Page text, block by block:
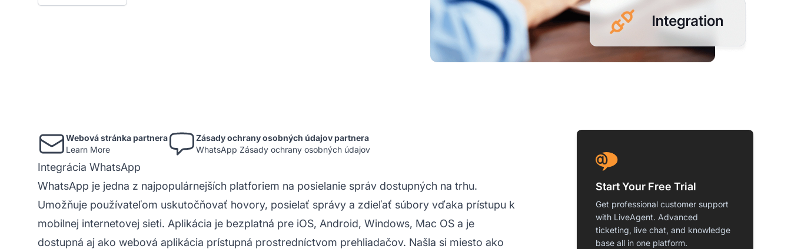
Webová stránka partnera
Learn More
Zásady ochrany osobných údajov partnera
WhatsApp Zásady ochrany osobných údajov
Integrácia WhatsApp
WhatsApp je jedna z najpopulárnejších platforiem na posielanie správ dostupných na trhu.
Umožňuje používateľom uskutočňovať hovory, posielať správy a zdieľať súbory vďaka prístupu k
mobilnej internetovej sieti. Aplikácia je bezplatná pre iOS, Android, Windows, Mac OS a je
dostupná aj ako webová aplikácia prístupná prostredníctvom prehliadačov. Našla si miesto ako
Start Your Free Trial
Get professional customer support
with LiveAgent. Advanced
ticketing, live chat, and knowledge
base all in one platform.